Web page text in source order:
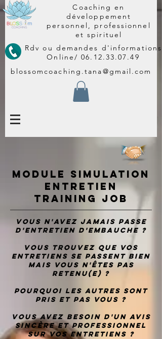
Coaching en
développement
personnel, professionnel
et spirituel
Online/06.12.33.07.49
Rdv ou demandes d'informations
blossomcoaching.tana@gmail.com
module SIMULATION
ENTRETIEN
training job
vous N'avez jamais passe
d'entretien d'embauche ?
vous trouvez que vos
entretiens se passent bien
mais vous n'êtes pas
retenu(e) ?
Pourquoi les autres sont
pris et pas vous ?
Vous avez besoin d'un avis
sincère et professionnel
sur vos entretiens ?